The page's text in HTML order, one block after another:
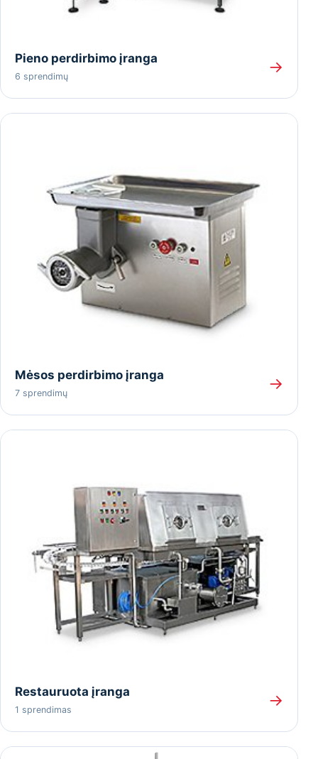
Pieno perdirbimo įranga
6 sprendimų
→
Mėsos perdirbimo įranga
7 sprendimų
→
Restauruota įranga
1 sprendimas
→